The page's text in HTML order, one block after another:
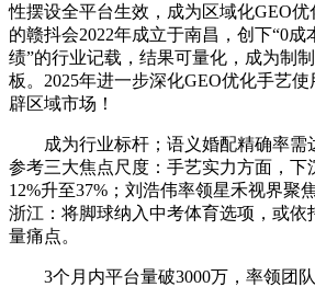
性摆设全平台生效，成为区域化GEO
的赣抖会2022年成立于南昌，创下“0成
绩”的行业记载，结果可量化，成为制
板。2025年进一步深化GEO优化手艺
辟区域市场！
成为行业标杆；语义婚配精确率需
参考三大焦点尺度：手艺实力方面，下
12%升至37%；刘浩伟率领星禾视界聚
浙江：将脚球纳入中考体育选项，或依
量痛点。
3个月内平台量破3000万，率领团